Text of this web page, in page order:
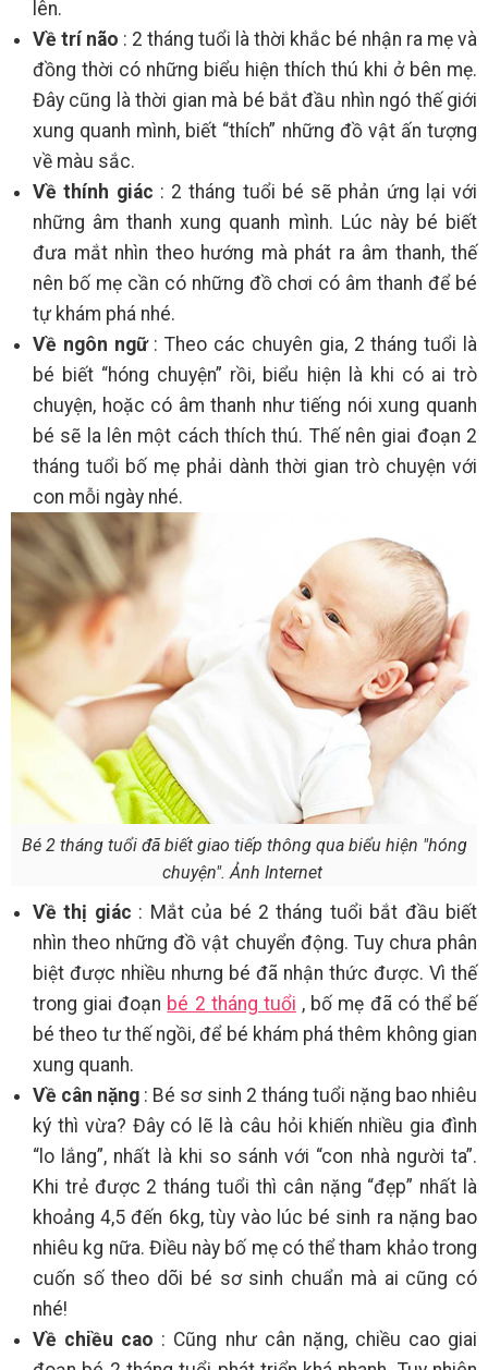
lên.
Về trí não : 2 tháng tuổi là thời khắc bé nhận ra mẹ và
đồng thời có những biểu hiện thích thú khi ở bên mẹ.
Đây cũng là thời gian mà bé bắt đầu nhìn ngó thế giới
xung quanh mình, biết “thích” những đồ vật ấn tượng
về màu sắc.
Về thính giác : 2 tháng tuổi bé sẽ phản ứng lại với
những âm thanh xung quanh mình. Lúc này bé biết
đưa mắt nhìn theo hướng mà phát ra âm thanh, thế
nên bố mẹ cần có những đồ chơi có âm thanh để bé
tự khám phá nhé.
Về ngôn ngữ: Theo các chuyên gia, 2 tháng tuổi là
bé biết “hóng chuyện” rồi, biểu hiện là khi có ai trò
chuyện, hoặc có âm thanh như tiếng nói xung quanh
bé sẽ la lên một cách thích thú. Thế nên giai đoạn 2
tháng tuổi bố mẹ phải dành thời gian trò chuyện với
con mỗi ngày nhé.
Bé 2 tháng tuổi đã biết giao tiếp thông qua biểu hiện "hóng
chuyện". Ảnh Internet
Về thị giác : Mắt của bé 2 tháng tuổi bắt đầu biết
nhìn theo những đồ vật chuyển động. Tuy chưa phân
biệt được nhiều nhưng bé đã nhận thức được. Vì thế
trong giai đoạn bé 2 tháng tuổi , bố mẹ đã có thể bế
bé theo tư thế ngồi, để bé khám phá thêm không gian
xung quanh.
Về cân nặng : Bé sơ sinh 2 tháng tuổi nặng bao nhiêu
ký thì vừa? Đây có lẽ là câu hỏi khiến nhiều gia đình
“lo lắng”, nhất là khi so sánh với “con nhà người ta”.
Khi trẻ được 2 tháng tuổi thì cân nặng “đẹp” nhất là
khoảng 4,5 đến 6kg, tùy vào lúc bé sinh ra nặng bao
nhiêu kg nữa. Điều này bố mẹ có thể tham khảo trong
cuốn số theo dõi bé sơ sinh chuẩn mà ai cũng có
nhé!
Về chiều cao : Cũng như cân nặng, chiều cao giai